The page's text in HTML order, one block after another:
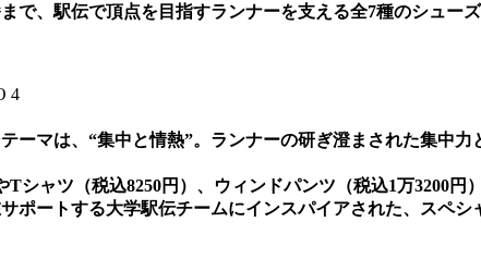
で、駅伝で頂点を目指すランナーを支える全7種のシュー
4
ーマは、“集中と情熱”。ランナーの研ぎ澄まされた集中
シャツ（税込8250円）、ウィンドパンツ（税込1万3200
ポートする大学駅伝チームにインスパイアされた、スペシ